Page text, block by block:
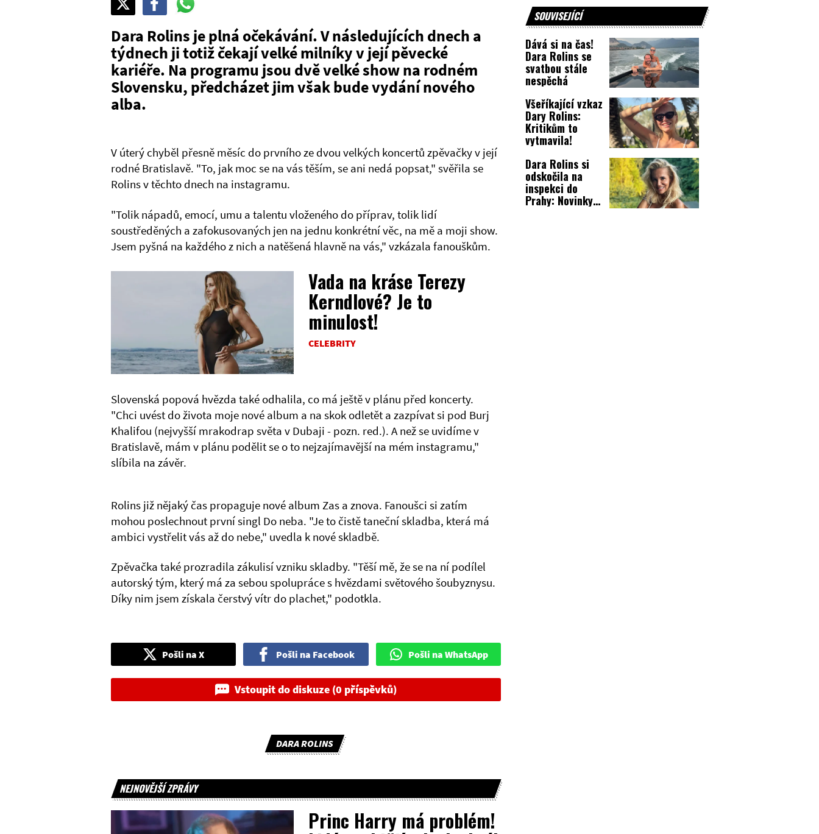
Pošli
na
Pošli
na
FacebookWhatsAppu
Dara Rolins je plná očekávání. V následujících dnech a
týdnech ji totiž čekají velké milníky v její pěvecké
kariéře. Na programu jsou dvě velké show na rodném
Slovensku, předcházet jim však bude vydání nového
alba.
V úterý chyběl přesně měsíc do prvního ze dvou velkých koncertů zpěvačky v její
rodné Bratislavě. "To, jak moc se na vás těším, se ani nedá popsat," svěřila se
Rolins v těchto dnech na instagramu.
"Tolik nápadů, emocí, umu a talentu vloženého do příprav, tolik lidí
soustředěných a zafokusovaných jen na jednu konkrétní věc, na mě a moji show.
Jsem pyšná na každého z nich a natěšená hlavně na vás," vzkázala fanouškům.
Vada na kráse Terezy
Kerndlové? Je to
minulost!
CELEBRITY
Slovenská popová hvězda také odhalila, co má ještě v plánu před koncerty.
"Chci uvést do života moje nové album a na skok odletět a zazpívat si pod Burj
Khalifou (nejvyšší mrakodrap světa v Dubaji - pozn. red.). A než se uvidíme v
Bratislavě, mám v plánu podělit se o to nejzajímavější na mém instagramu,"
slíbila na závěr.
Rolins již nějaký čas propaguje nové album Zas a znova. Fanoušci si zatím
mohou poslechnout první singl Do neba. "Je to čistě taneční skladba, která má
ambici vystřelit vás až do nebe," uvedla k nové skladbě.
Zpěvačka také prozradila zákulisí vzniku skladby. "Těší mě, že se na ní podílel
autorský tým, který má za sebou spolupráce s hvězdami světového šoubyznysu.
Díky nim jsem získala čerstvý vítr do plachet," podotkla.
Pošli na X Pošli na Facebook Pošli na WhatsApp
Vstoupit do diskuze (0 příspěvků)
DARA ROLINS
NEJNOVĚJŠÍ ZPRÁVY
Princ Harry má problém!
SOUVISEJÍCÍ
Dává si na čas!
Dara Rolins se
svatbou stále
nespěchá
Všeříkající vzkaz
Dary Rolins:
Kritikům to
vytmavila!
Dara Rolins si
odskočila na
inspekci do
Prahy: Novinky